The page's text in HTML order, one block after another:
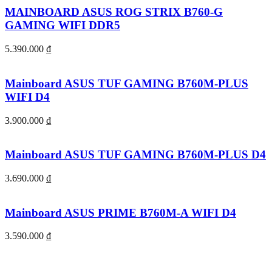
MAINBOARD ASUS ROG STRIX B760-G
GAMING WIFI DDR5
5.390.000 ₫
Mainboard ASUS TUF GAMING B760M-PLUS
WIFI D4
3.900.000 ₫
Mainboard ASUS TUF GAMING B760M-PLUS D4
3.690.000 ₫
Mainboard ASUS PRIME B760M-A WIFI D4
3.590.000 ₫